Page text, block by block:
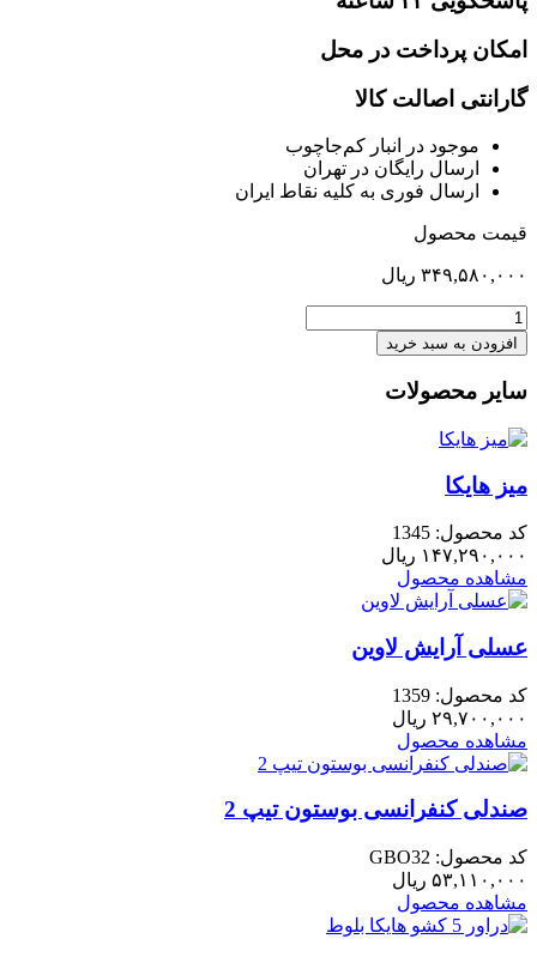
امکان پرداخت در محل
گارانتی اصالت کالا
موجود در انبار کم‌‌جاچوب
ارسال رایگان در تهران
ارسال فوری به کلیه نقاط ایران
قیمت محصول
۳۴۹,۵۸۰,۰۰۰ ریال
کمد
لباس
با
آینه
دیاموند
عدد
افزودن به سبد خرید
سایر محصولات
میز هایکا
کد محصول: 1345
۱۴۷,۲۹۰,۰۰۰ ریال
مشاهده محصول
عسلی آرایش لاوین
کد محصول: 1359
۲۹,۷۰۰,۰۰۰ ریال
مشاهده محصول
صندلی کنفرانسی بوستون تیپ 2
کد محصول: GBO32
۵۳,۱۱۰,۰۰۰ ریال
مشاهده محصول